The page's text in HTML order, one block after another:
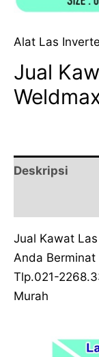
Alat Las
Jual
Deskripsi
Jual Kawat
Anda
Tlp.021-
Murah